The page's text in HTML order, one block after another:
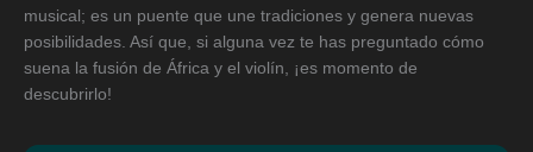
musical; es un puente que une tradiciones y genera nuevas
posibilidades. Así que, si alguna vez te has preguntado cómo
suena la fusión de África y el violín, ¡es momento de
descubrirlo!